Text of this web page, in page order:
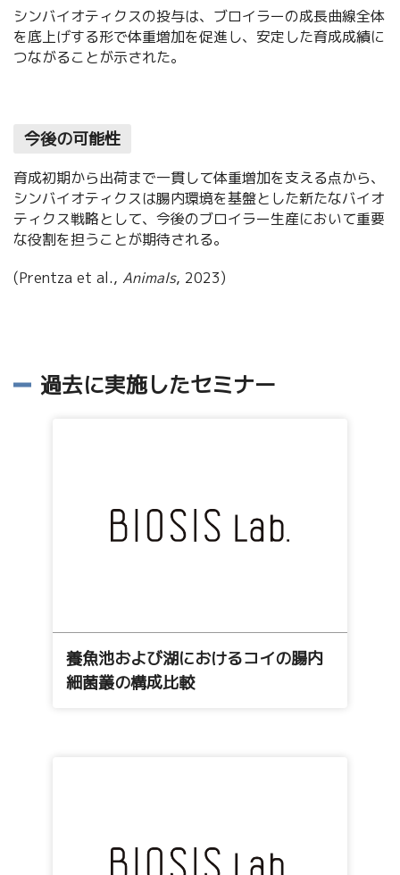
シンバイオティクスの投与は、ブロイラーの成長曲線全体
を底上げする形で体重増加を促進し、安定した育成成績に
つながることが示された。
今後の可能性
育成初期から出荷まで一貫して体重増加を支える点から、
シンバイオティクスは腸内環境を基盤とした新たなバイオ
ティクス戦略として、今後のブロイラー生産において重要
な役割を担うことが期待される。
(Prentza et al., Animals, 2023)
過去に実施したセミナー
養魚池および湖におけるコイの腸内
細菌叢の構成比較